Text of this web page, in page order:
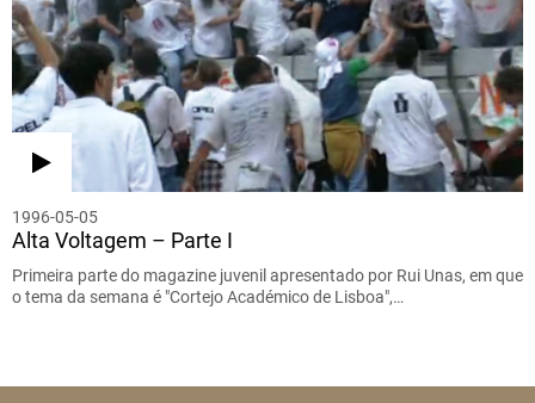
1996-05-05
Alta Voltagem – Parte I
Primeira parte do magazine juvenil apresentado por Rui Unas, em que
o tema da semana é "Cortejo Académico de Lisboa",…